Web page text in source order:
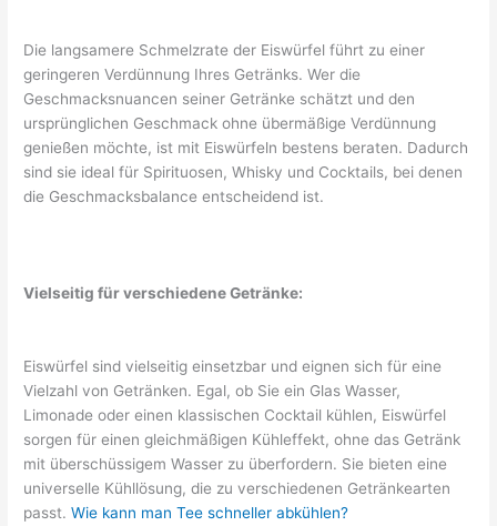
Die langsamere Schmelzrate der Eiswürfel führt zu einer
geringeren Verdünnung Ihres Getränks. Wer die
Geschmacksnuancen seiner Getränke schätzt und den
ursprünglichen Geschmack ohne übermäßige Verdünnung
genießen möchte, ist mit Eiswürfeln bestens beraten. Dadurch
sind sie ideal für Spirituosen, Whisky und Cocktails, bei denen
die Geschmacksbalance entscheidend ist.
Vielseitig für verschiedene Getränke:
Eiswürfel sind vielseitig einsetzbar und eignen sich für eine
Vielzahl von Getränken. Egal, ob Sie ein Glas Wasser,
Limonade oder einen klassischen Cocktail kühlen, Eiswürfel
sorgen für einen gleichmäßigen Kühleffekt, ohne das Getränk
mit überschüssigem Wasser zu überfordern. Sie bieten eine
universelle Kühllösung, die zu verschiedenen Getränkearten
passt.Wie kann man Tee schneller abkühlen?